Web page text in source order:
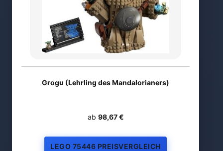
Grogu (Lehrling des Mandalorianers)
ab 98,67 €
LEGO 75446 PREISVERGLEICH